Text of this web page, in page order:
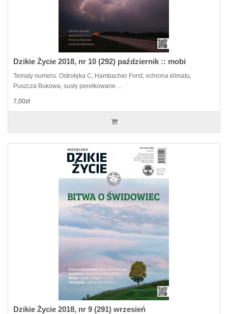
Dzikie Życie 2018, nr 10 (292) październik :: mobi
Tematy numeru: Ostrołęka C, Hambacher Forst, ochrona klimatu,
Puszcza Bukowa, susły perełkowane. ..
7,00zł
Dzikie Życie 2018, nr 9 (291) wrzesień